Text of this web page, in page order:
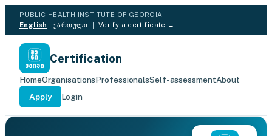
PUBLIC HEALTH INSTITUTE OF GEORGIA
English ·ქართული Verify a certificate →
Certification
HomeOrganisationsProfessionalsSelf-assessmentAbout
Apply
Login